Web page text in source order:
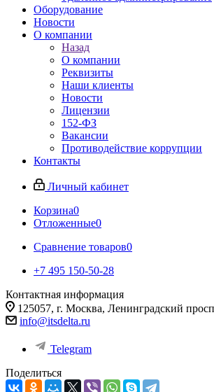
Оборудование
Новости
О компании
Назад
О компании
Реквизиты
Наши клиенты
Новости
Лицензии
152-ФЗ
Вакансии
Противодействие коррупции
Контакты
Личный кабинет
Корзина0
Отложенные0
Сравнение товаров0
+7 495 150-50-28
Контактная информация
125057, г. Москва, Ленинградский
info@itsdelta.ru
Telegram
Поделиться